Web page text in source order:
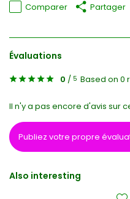
Comparer Partager
Évaluations
0 / 5 Based on 0
Il n'y a pas encore d'avis sur
Publiez votre propre
Also interesting